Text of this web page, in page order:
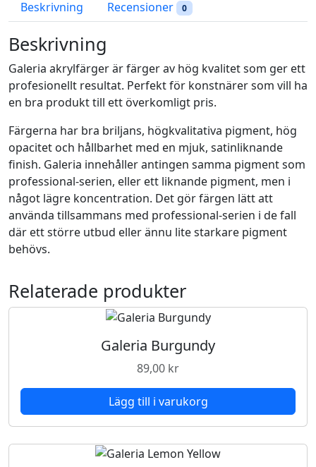
e
r
m
a
n
e
n
t
A
l
i
z
a
r
i
C
r
ä
n
Beskrivning Recensioner 0
Beskrivning
Galeria akrylfärger är färger av hög kvalitet som ger ett
profesionellt resultat. Perfekt för konstnärer som vill ha
en bra produkt till ett överkomligt pris.
Färgerna har bra briljans, högkvalitativa pigment, hög
opacitet och hållbarhet med en mjuk, satinliknande
finish. Galeria innehåller antingen samma pigment som
professional-serien, eller ett liknande pigment, men i
något lägre koncentration. Det gör färgen lätt att
använda tillsammans med professional-serien i de fall
där ett större utbud eller ännu lite starkare pigment
behövs.
Relaterade produkter
Galeria Burgundy
89,00 kr
Lägg till i varukorg